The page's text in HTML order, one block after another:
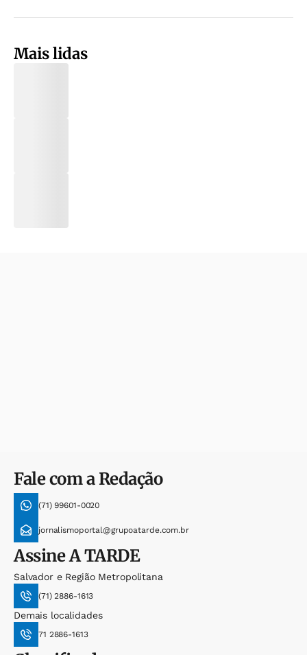
Mais lidas
Fale com a Redação
(71) 99601-0020
jornalismoportal@grupoatarde.com.br
AssineA TARDE
Salvador e Região Metropolitana
(71) 2886-1613
Demais localidades
71 2886-1613